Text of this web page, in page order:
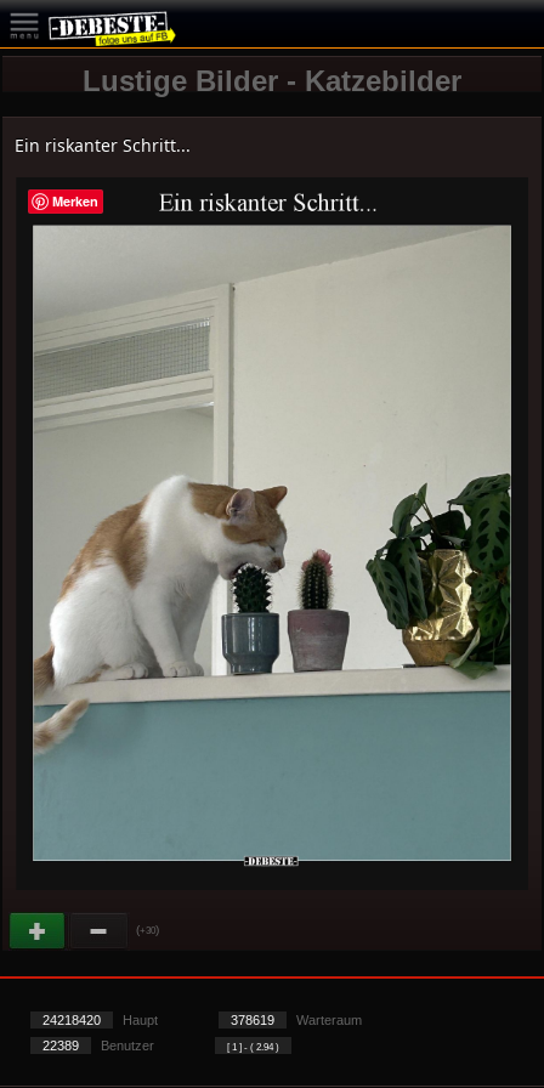
Lustige Bilder - Katzebilder
Ein riskanter Schritt...
(+30)
24218420 Haupt 378619
Warteraum
22389
Benutzer [ 1 ] - ( 2.94 )
Merken